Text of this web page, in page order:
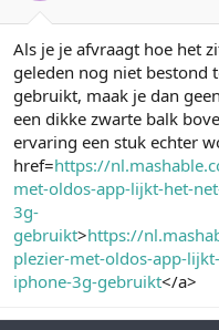
Als je je afvraagt hoe het
geleden nog niet bestond
gebruikt, maak je dan
een dikke zwarte balk
ervaring een stuk echter
href=https://
met-oldos-app-lijkt-het-
3g-
gebruikt>https://
plezier-met-oldos-app-
iphone-3g-gebruikt</a>